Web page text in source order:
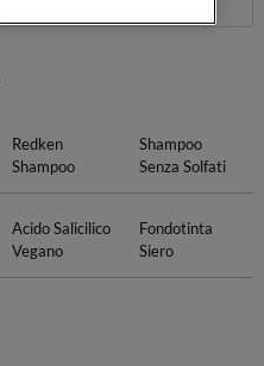
Redken
Shampoo
Shampoo
Senza Solfati
Acido Salicilico
Vegano
Fondotinta
Siero